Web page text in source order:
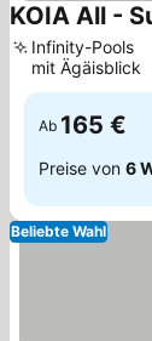
KOIA All -
Infinity-Pools
mit Ägäisblick
Ab 165 €
Preise von 6
Beliebte Wahl